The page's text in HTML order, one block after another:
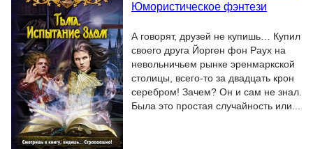
Юмористическое фэнтези
А говорят, друзей не купишь… Купил
своего друга Йорген фон Раух на
невольничьем рынке эренмаркской
столицы, всего-то за двадцать крон
серебром! Зачем? Он и сам не знал.
Была это простая случайность или...